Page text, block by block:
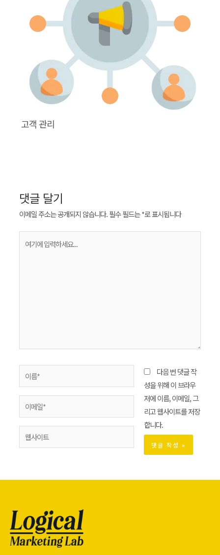
고객 관리
댓글 달기
이메일 주소는 공개되지 않습니다.필수 필드는*로 표시됩니다
다음 번 댓글 작
성을 위해 이 브라우
저에 이름, 이메일, 그
리고 웹사이트를 저장
합니다.